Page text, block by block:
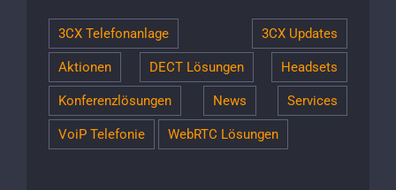
3CX Telefonanlage 3CX Updates
Aktionen DECT Lösungen Headsets
Konferenzlösungen News Services
VoiP Telefonie WebRTC Lösungen